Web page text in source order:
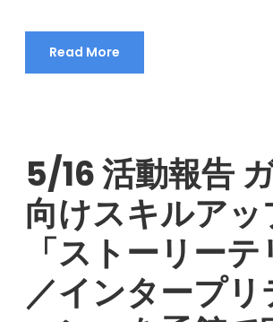
Read More
5/16 活動報告
向けスキルアッ
「ストーリー
／インタープリ